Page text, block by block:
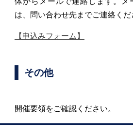
は、問い合わせ先までご連絡くだ
【申込みフォーム】
その他
開催要領をご確認ください。